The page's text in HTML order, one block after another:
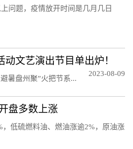
问题，疫情放开时间是几月几日
动文艺演出节目单出炉！
暑盘州聚”火把节系...
2023-08-09
盘多数上涨
，低硫燃料油、燃油涨逾2%，原油涨